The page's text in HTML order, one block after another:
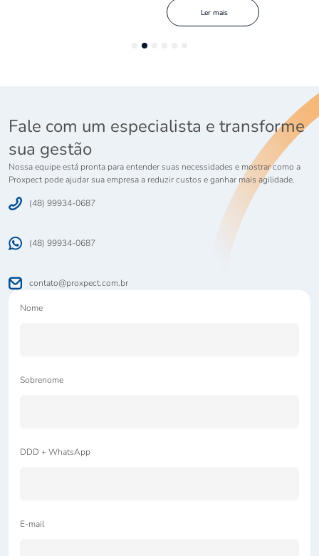
Ler mais
56
Fale com um especialista e transforme
sua gestão
Nossa equipe está pronta para entender suas necessidades e mostrar como a
Proxpect pode ajudar sua empresa a reduzir custos e ganhar mais agilidade.
(48) 99934-0687
(48) 99934-0687
contato@proxpect.com.br
Nome
Sobrenome
DDD + WhatsApp
E-mail